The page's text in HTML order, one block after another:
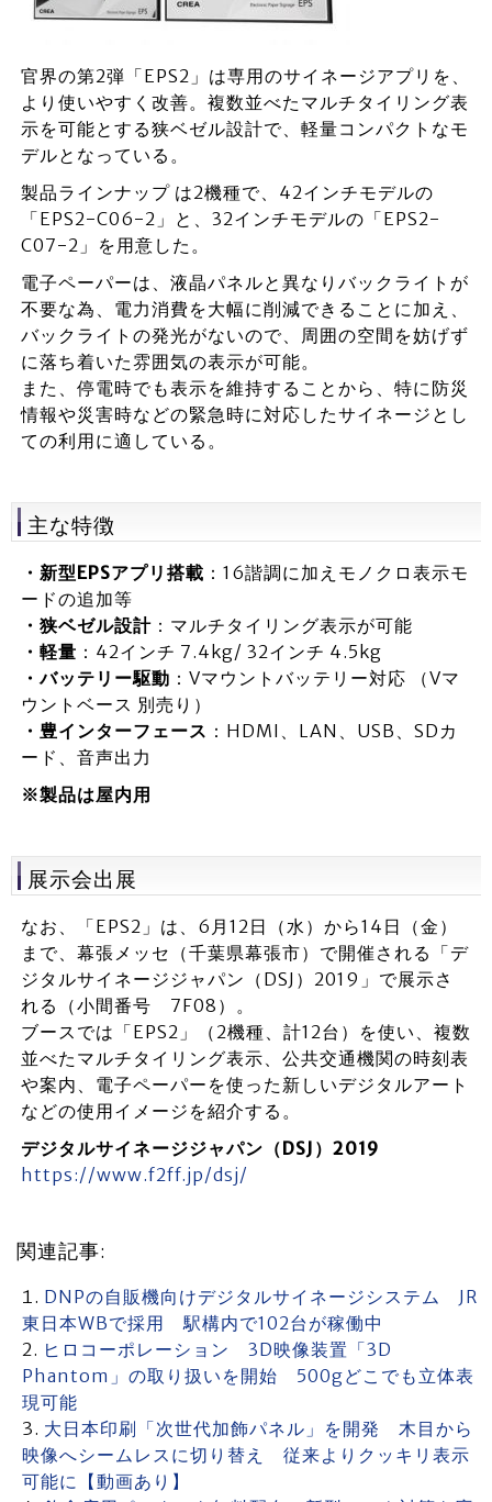
官界の第2弾「EPS2」は専用のサイネージアプリを、
より使いやすく改善。複数並べたマルチタイリング表
示を可能とする狭ベゼル設計で、軽量コンパクトなモ
デルとなっている。
製品ラインナップ は2機種で、42インチモデルの
「EPS2-C06-2」と、32インチモデルの「EPS2-
C07-2」を用意した。
電子ペーパーは、液晶パネルと異なりバックライトが
不要な為、電力消費を大幅に削減できることに加え、
バックライトの発光がないので、周囲の空間を妨げず
に落ち着いた雰囲気の表示が可能。
また、停電時でも表示を維持することから、特に防災
情報や災害時などの緊急時に対応したサイネージとし
ての利用に適している。
主な特徴
・新型EPSアプリ搭載 ：16諧調に加えモノクロ表示モ
ードの追加等
・狭ベゼル設計：マルチタイリング表示が可能
・軽量 ：42インチ 7.4kg/ 32インチ 4.5kg
・バッテリー駆動 ：Vマウントバッテリー対応 （Vマ
ウントベース 別売り）
・豊インターフェース ：HDMI、LAN、USB、SDカ
ード、音声出力
※製品は屋内用
展示会出展
なお、「EPS2」は、6月12日（水）から14日（金）
まで、幕張メッセ（千葉県幕張市）で開催される「デ
ジタルサイネージジャパン（DSJ）2019」で展示さ
れる（小間番号 7F08）。
ブースでは「EPS2」（2機種、計12台）を使い、複数
並べたマルチタイリング表示、公共交通機関の時刻表
や案内、電子ペーパーを使った新しいデジタルアート
などの使用イメージを紹介する。
デジタルサイネージジャパン（DSJ）2019
https://www.f2ff.jp/dsj/
関連記事:
DNPの自販機向けデジタルサイネージシステム JR
東日本WBで採用 駅構内で102台が稼働中
ヒロコーポレーション 3D映像装置「3D
Phantom」の取り扱いを開始 500gどこでも立体表
現可能
大日本印刷「次世代加飾パネル」を開発 木目から
映像へシームレスに切り替え 従来よりクッキリ表示
可能に【動画あり】